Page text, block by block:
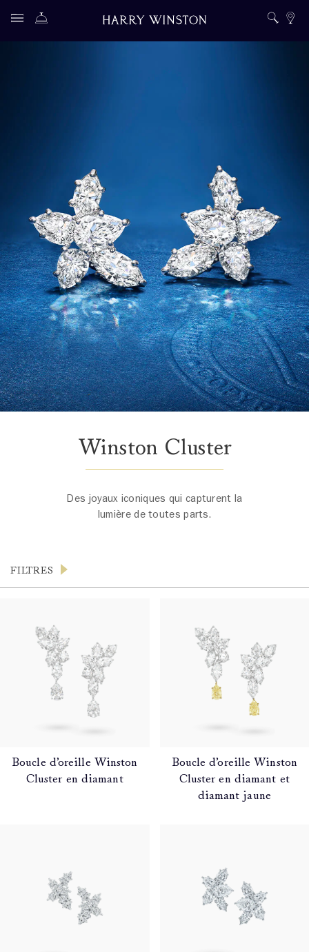
Winston Cluster
Des joyaux iconiques qui capturent la
lumière de toutes parts.
FILTRES
Boucle d’oreille Winston
Cluster en diamant
Boucle d’oreille Winston
Cluster en diamant et
diamant jaune